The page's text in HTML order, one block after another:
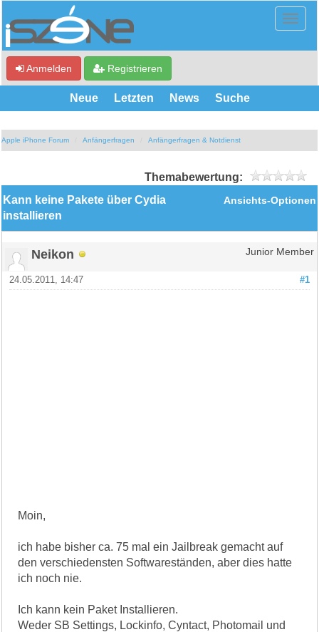
Anmelden Registrieren
Neue Letzten News Suche
Apple iPhone Forum Anfängerfragen Anfängerfragen & Notdienst
Themabewertung:
Ansichts-Optionen
Kann keine Pakete über Cydia
installieren
Neikon Junior Member
#1
24.05.2011, 14:47
Moin,
ich habe bisher ca. 75 mal ein Jailbreak gemacht auf
den verschiedensten Softwareständen, aber dies hatte
ich noch nie.
Ich kann kein Paket Installieren.
Weder SB Settings, Lockinfo, Cyntact, Photomail und